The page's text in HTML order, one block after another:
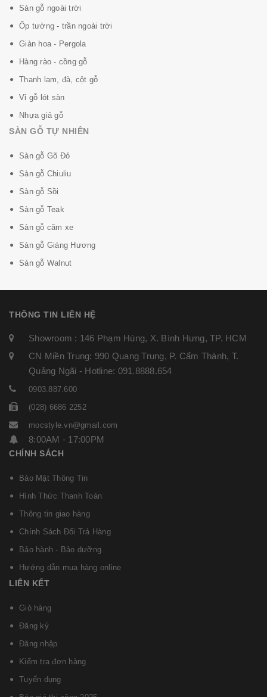
Sàn gỗ ngoài trời
Ốp tường - trần ngoài trời
Giàn hoa - Pergola
Hàng rào - cồng gỗ
Thanh lam, đà, cột gỗ
Vỉ gỗ lót sàn
Nhựa giả gỗ
SÀN GỖ TỰ NHIÊN
Sàn gỗ Gõ Đỏ
Sàn gỗ Chiuliu
Sàn gỗ Sồi
Sàn gỗ Teak
Sàn gỗ căm xe
Sàn gỗ Giáng Hương
Sàn gỗ Walnut
THÔNG TIN LIÊN HỆ
Showroom : 146 Phạm Hùng, X. Bình Hưng, TP. HCM
CN Miền Trung: 990 Quang Trung, P. Cẩm Thành, T.
Quảng Ngãi - Hotline: 091.8888.654
0903.887.600
(028) 6686 2252
mocstyle.vn@gmail.com
8:00AM - 17:00PM
CHÍNH SÁCH
Bảo Mật Thông Tin
Hình Thức Thanh Toán
Thông tin giao hàng
Chính Sách Đổi Trả Hàng
Bảo hành - Bảo dưỡng
Hướng dẫn mua hàng online
LIÊN KẾT
Giỏ hàng
Đăng ký
Đăng nhập
Kiểm tra đơn hàng
Tuyển dụng